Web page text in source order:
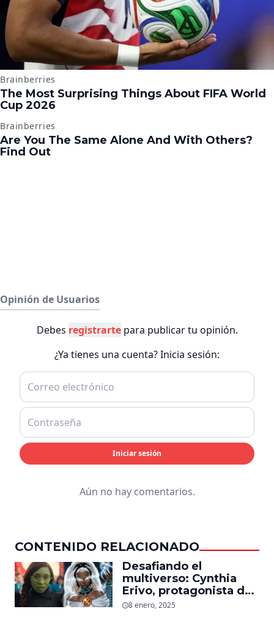
Opinión de Usuarios
Debes registrartepara publicar tu opinión.
¿Ya tienes una cuenta? Inicia sesión:
Iniciar sesión
Aún no hay comentarios.
CONTENIDO RELACIONADO
Desafiando el
multiverso: Cynthia
Erivo, protagonista de
‘Wicked’, quiere ser
8 enero, 2025